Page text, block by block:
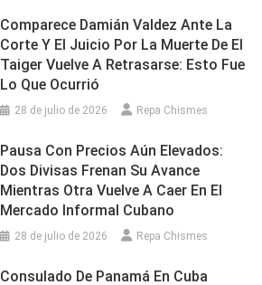
Comparece Damián Valdez Ante La
Corte Y El Juicio Por La Muerte De El
Taiger Vuelve A Retrasarse: Esto Fue
Lo Que Ocurrió
28 de julio de 2026 Repa Chismes
Pausa Con Precios Aún Elevados:
Dos Divisas Frenan Su Avance
Mientras Otra Vuelve A Caer En El
Mercado Informal Cubano
28 de julio de 2026 Repa Chismes
Consulado De Panamá En Cuba